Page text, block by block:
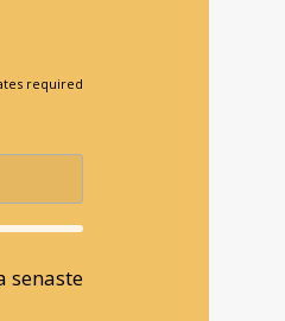
required
senaste